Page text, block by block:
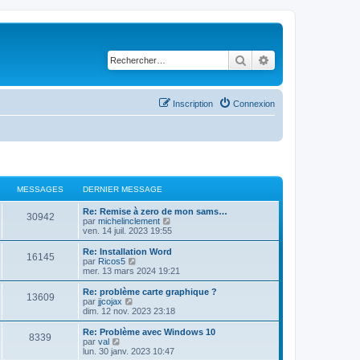
Rechercher
Connexion
Inscription
MESSAGES DERNIER MESSAGE
30942M
s
s
a
g
D
e
r
n
i
e
r
e
s
s
a
e
Re: Remise à zero de mon sams…
par michelinclement
o
n
l
r
l
e
e
n
ven. 14 juil. 2023 19:55
16145M
s
s
D
e
r
n
i
e
r
e
s
s
a
Re: Installation Word
par Ricos5
o
n
s
l
r
l
e
mer. 13 mars 2024 19:21
13609M
D
e
r
n
i
e
r
Re: problème carte graphique ?
par jjcojax
o
n
s
l
dim. 12 nov. 2023 23:18
8339
D
e
r
Re: Problème avec Windows 10
par val
o
lun. 30 janv. 2023 10:47